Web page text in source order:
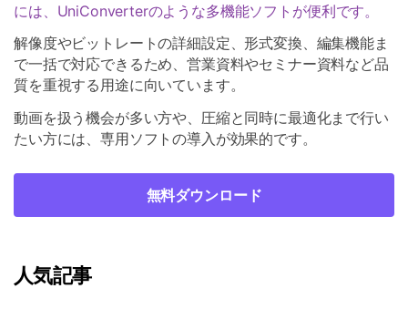
には、UniConverterのような多機能ソフトが便利です。
解像度やビットレートの詳細設定、形式変換、編集機能ま
で一括で対応できるため、営業資料やセミナー資料など品
質を重視する用途に向いています。
動画を扱う機会が多い方や、圧縮と同時に最適化まで行い
たい方には、専用ソフトの導入が効果的です。
無料ダウンロード
人気記事